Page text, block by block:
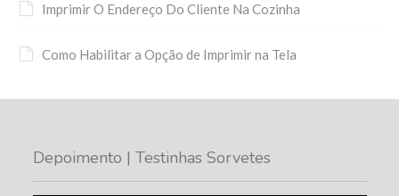
Imprimir O Endereço Do Cliente Na Cozinha
Como Habilitar a Opção de Imprimir na Tela
Depoimento | Testinhas Sorvetes